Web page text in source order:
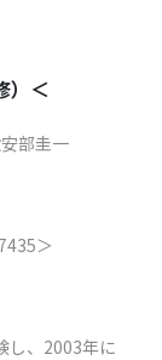
）＜
部圭一
＞
し、2003年に